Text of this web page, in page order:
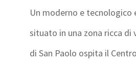
Un moderno e tecnologico
situato in una zona ricca di
di San Paolo ospita il